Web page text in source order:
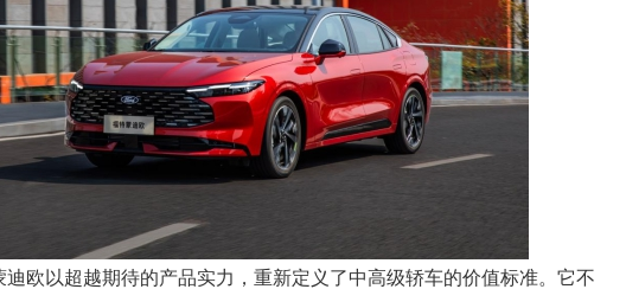
欧以超越期待的产品实力，重新定义了中高级轿车的价值标准。它不